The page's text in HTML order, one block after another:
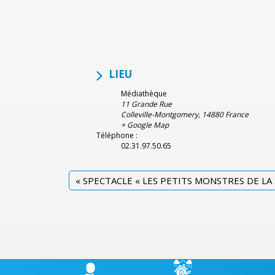
LIEU
Médiathèque
11 Grande Rue
Colleville-Montgomery, 14880 France
+ Google Map
Téléphone :
02.31.97.50.65
« SPECTACLE « LES PETITS MONSTRES DE